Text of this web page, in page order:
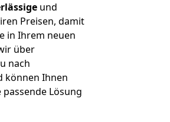
und
Preisen, damit
in Ihrem neuen
über
nach
können Ihnen
Lösung